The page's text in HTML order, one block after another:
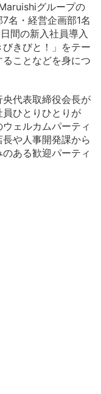
グループの
名・経営企画部1名
間の新入社員導入
きびと！」をテー
ことなどを身につ
代表取締役会長が
ひとりひとりが
ェルカムパーティ
や人事開発課から
ある歓迎パーティ